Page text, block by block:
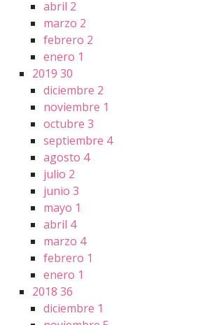
abril 2
marzo 2
febrero 2
enero 1
2019 30
diciembre 2
noviembre 1
octubre 3
septiembre 4
agosto 4
julio 2
junio 3
mayo 1
abril 4
marzo 4
febrero 1
enero 1
2018 36
diciembre 1